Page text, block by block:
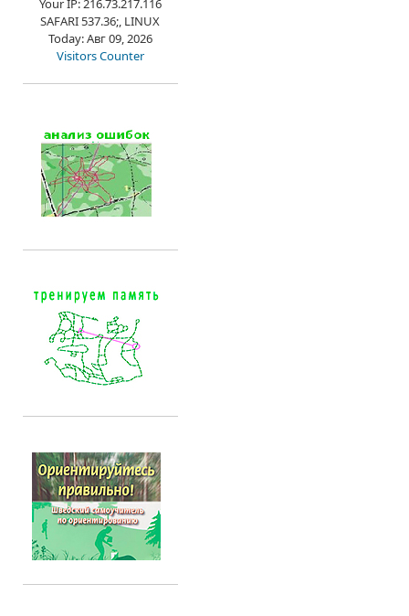
Your IP: 216.73.217.116
SAFARI 537.36;, LINUX
Today: Авг 09, 2026
Visitors Counter